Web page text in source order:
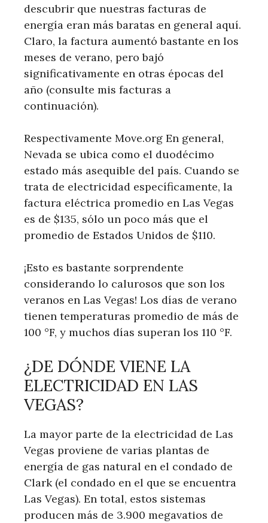
descubrir que nuestras facturas de
energía eran más baratas en general aquí.
Claro, la factura aumentó bastante en los
meses de verano, pero bajó
significativamente en otras épocas del
año (consulte mis facturas a
continuación).
Respectivamente Move.org En general,
Nevada se ubica como el duodécimo
estado más asequible del país. Cuando se
trata de electricidad específicamente, la
factura eléctrica promedio en Las Vegas
es de $135, sólo un poco más que el
promedio de Estados Unidos de $110.
¡Esto es bastante sorprendente
considerando lo calurosos que son los
veranos en Las Vegas! Los días de verano
tienen temperaturas promedio de más de
100 °F, y muchos días superan los 110 °F.
¿DE DÓNDE VIENE LA
ELECTRICIDAD EN LAS
VEGAS?
La mayor parte de la electricidad de Las
Vegas proviene de varias plantas de
energía de gas natural en el condado de
Clark (el condado en el que se encuentra
Las Vegas). En total, estos sistemas
producen más de 3.900 megavatios de